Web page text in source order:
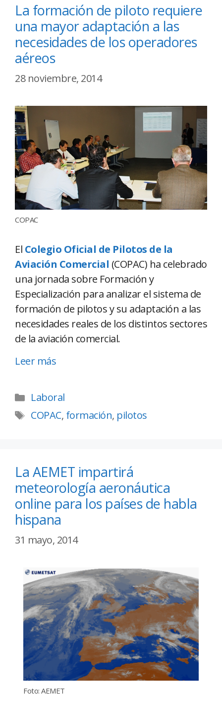
La formación de piloto requiere
una mayor adaptación a las
necesidades de los operadores
aéreos
28 noviembre, 2014
COPAC
El Colegio Oficial de Pilotos de la
Aviación Comercial (COPAC) ha celebrado
una jornada sobre Formación y
Especialización para analizar el sistema de
formación de pilotos y su adaptación a las
necesidades reales de los distintos sectores
de la aviación comercial.
Leer más
Laboral
COPAC, formación, pilotos
La AEMET impartirá
meteorología aeronáutica
online para los países de habla
hispana
31 mayo, 2014
Foto: AEMET